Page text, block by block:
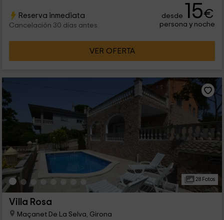
Reserva inmediata
Cancelación 30 días antes
desde 15€
persona y noche
VER OFERTA
28 Fotos
Villa Rosa
Maçanet De La Selva, Girona